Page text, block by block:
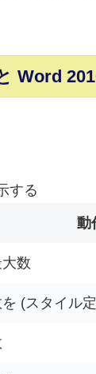
Word
する
動
数
(スタイル